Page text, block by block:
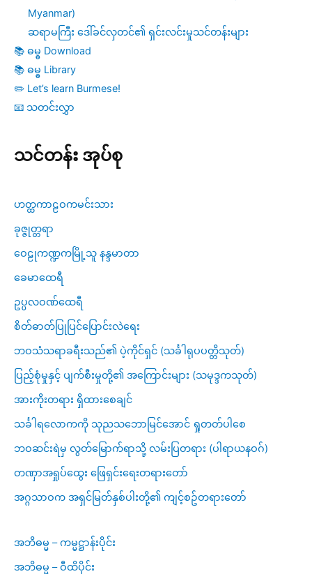
Myanmar)
ဆရာမကြီး ဒေါ်ခင်လှတင်၏ ရှင်းလင်းမှုသင်တန်းများ
📚 ဓမ္ဓ Download
📚 ဓမ္ဓ Library
✏️ Let’s learn Burmese!
📧 သတင်းလွှာ
သင်တန်း အုပ်စု
ဟတ္ထကာဠဝကမင်းသား
ခုဇ္ဇုတ္တရာ
ဝေဠုကဏ္ဍကမြို့သူ နန္ဒမာတာ
ခေမာထေရီ
ဥပ္ပလဝဏ်ထေရီ
စိတ်ဓာတ်ပြုပြင်ပြောင်းလဲရေး
ဘဝသံသရာခရီးသည်၏ ပဲ့ကိုင်ရှင် (သင်္ခါရုပပတ္တိသုတ်)
ပြည့်စုံမှုနှင့် ပျက်စီးမှုတို့၏ အကြောင်းများ (သမုဒ္ဒကသုတ်)
အားကိုးတရား ရှိထားစေချင်
သင်္ခါရလောကကို သုညသဘောမြင်အောင် ရှုတတ်ပါစေ
ဘဝဆင်းရဲမှ လွတ်မြောက်ရာသို့ လမ်းပြတရား (ပါရာယနဝဂ်)
တဏှာအရှုပ်ထွေး ဖြေရှင်းရေးတရားတော်
အဂ္ဂသာဝက အရှင်မြတ်နှစ်ပါးတို့၏ ကျင့်စဥ်တရားတော်
အဘိဓမ္မ – ကမ္မဋ္ဌာန်းပိုင်း
အဘိဓမ္မ – ဝီထိပိုင်း